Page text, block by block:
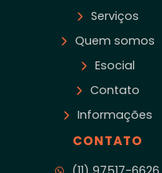
Serviços
Quem somos
Esocial
Contato
Informações
CONTATO